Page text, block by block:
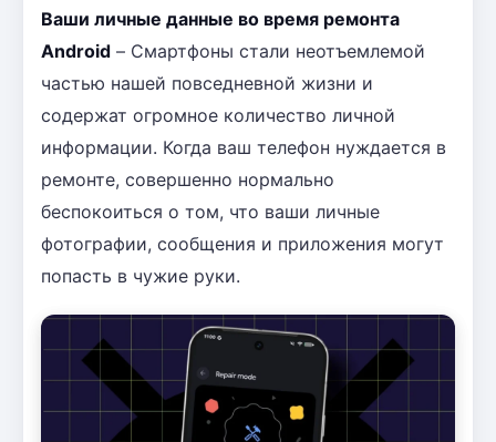
Ваши личные данные во время ремонта
Android – Смартфоны стали неотъемлемой
частью нашей повседневной жизни и
содержат огромное количество личной
информации. Когда ваш телефон нуждается в
ремонте, совершенно нормально
беспокоиться о том, что ваши личные
фотографии, сообщения и приложения могут
попасть в чужие руки.